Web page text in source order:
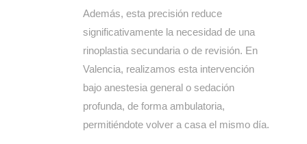
Además, esta precisión reduce
significativamente la necesidad de una
rinoplastia secundaria o de revisión. En
Valencia, realizamos esta intervención
bajo anestesia general o sedación
profunda, de forma ambulatoria,
permitiéndote volver a casa el mismo día.